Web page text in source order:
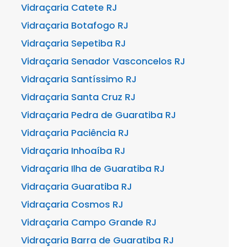
Vidraçaria Catete RJ
Vidraçaria Botafogo RJ
Vidraçaria Sepetiba RJ
Vidraçaria Senador Vasconcelos RJ
Vidraçaria Santíssimo RJ
Vidraçaria Santa Cruz RJ
Vidraçaria Pedra de Guaratiba RJ
Vidraçaria Paciência RJ
Vidraçaria Inhoaíba RJ
Vidraçaria Ilha de Guaratiba RJ
Vidraçaria Guaratiba RJ
Vidraçaria Cosmos RJ
Vidraçaria Campo Grande RJ
Vidraçaria Barra de Guaratiba RJ